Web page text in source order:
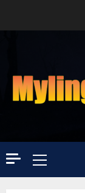
Primary
Menu